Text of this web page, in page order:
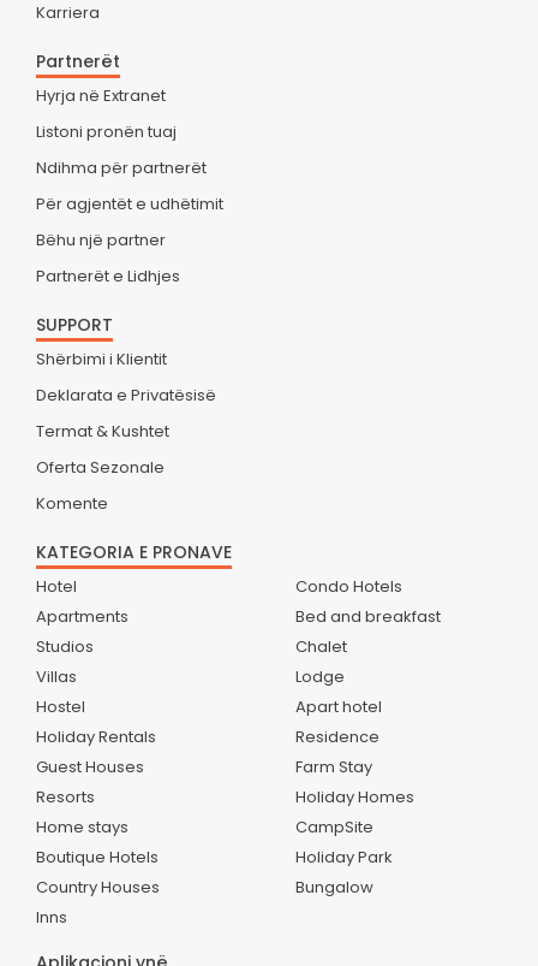
Karriera
Partnerët
Hyrja në Extranet
Listoni pronën tuaj
Ndihma për partnerët
Për agjentët e udhëtimit
Bëhu një partner
Partnerët e Lidhjes
SUPPORT
Shërbimi i Klientit
Deklarata e Privatësisë
Termat & Kushtet
Oferta Sezonale
Komente
KATEGORIA E PRONAVE
Hotel
Apartments
Studios
Villas
Hostel
Holiday Rentals
Guest Houses
Resorts
Home stays
Boutique Hotels
Country Houses
Inns
Condo Hotels
Bed and breakfast
Chalet
Lodge
Apart hotel
Residence
Farm Stay
Holiday Homes
CampSite
Holiday Park
Bungalow